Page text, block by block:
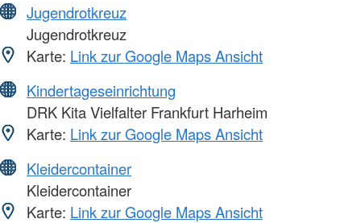
Jugendrotkreuz
Jugendrotkreuz
Karte: Link zur Google Maps Ansicht
Kindertageseinrichtung
DRK Kita Vielfalter Frankfurt Harheim
Karte: Link zur Google Maps Ansicht
Kleidercontainer
Kleidercontainer
Karte: Link zur Google Maps Ansicht